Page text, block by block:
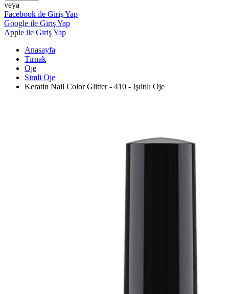
veya
Facebook ile Giriş Yap
Google ile Giriş Yap
Apple ile Giriş Yap
Anasayfa
Tırnak
Oje
Simli Oje
Keratin Nail Color Glitter - 410 - Işıltılı Oje